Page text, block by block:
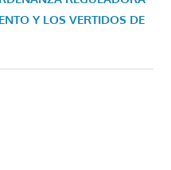
Y LOS VERTIDOS DE